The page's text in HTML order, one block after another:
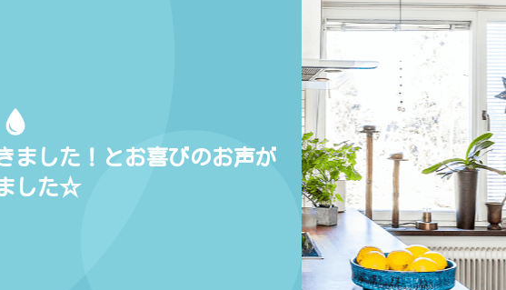
ました！とお喜びのお声が
した☆